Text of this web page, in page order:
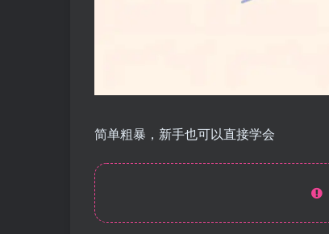
简单粗暴，新手也可以直接学会